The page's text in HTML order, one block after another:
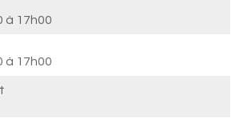
à 17h00
à 17h00